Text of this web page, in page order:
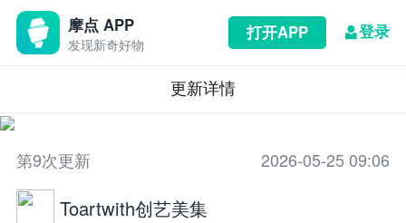
摩点 APP
发现新奇好物
打开APP 登录
更新详情
第9次更新 2026-05-25 09:06
Toartwith创艺美集